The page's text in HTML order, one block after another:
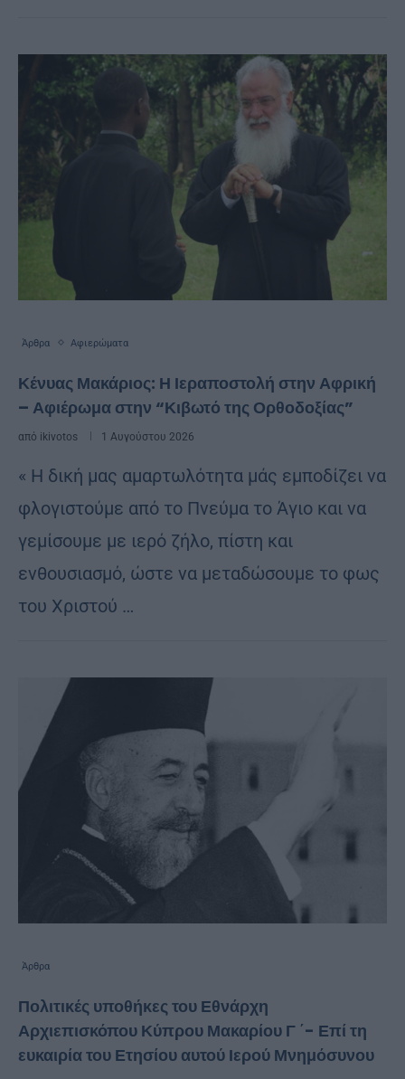
Άρθρα Αφιερώματα
Κένυας Μακάριος: Η Ιεραποστολή στην Αφρική
– Αφιέρωμα στην “Κιβωτό της Ορθοδοξίας”
από ikivotos 1 Αυγούστου 2026
« Η δική μας αμαρτωλότητα μάς εμποδίζει να
φλογιστούμε από το Πνεύμα το Άγιο και να
γεμίσουμε με ιερό ζήλο, πίστη και
ενθουσιασμό, ώστε να μεταδώσουμε το φως
του Χριστού …
Άρθρα
Πολιτικές υποθήκες του Εθνάρχη
Αρχιεπισκόπου Κύπρου Μακαρίου Γ ΄- Επί τη
ευκαιρία του Ετησίου αυτού Ιερού Μνημόσυνου